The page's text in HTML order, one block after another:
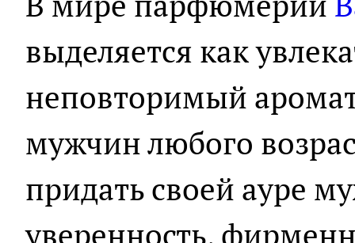
выделяется как
неповторимый
мужчин любого
придать своей ауре
уверенность,